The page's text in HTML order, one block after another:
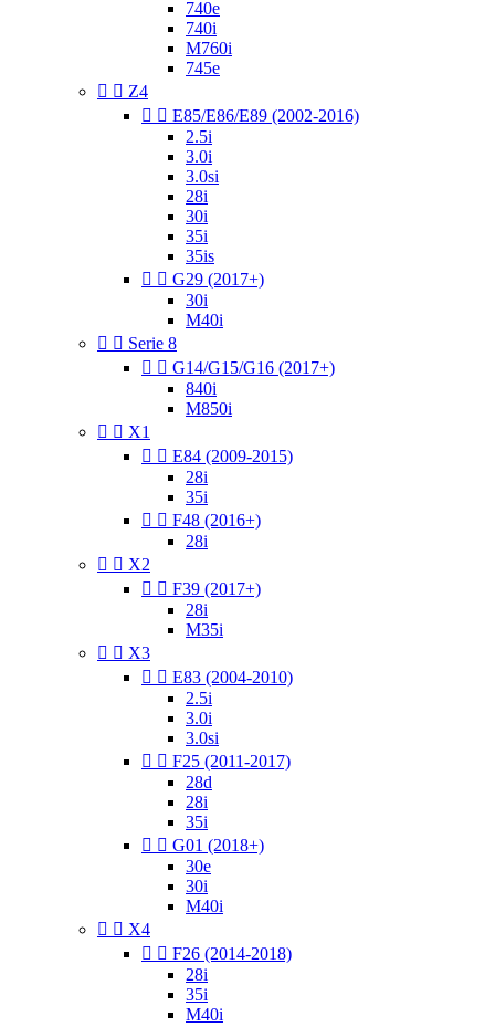
740e
740i
M760i
745e
  Z4
  E85/E86/E89 (2002-2016)
2.5i
3.0i
3.0si
28i
30i
35i
35is
  G29 (2017+)
30i
M40i
  Serie 8
  G14/G15/G16 (2017+)
840i
M850i
  X1
  E84 (2009-2015)
28i
35i
  F48 (2016+)
28i
  X2
  F39 (2017+)
28i
M35i
  X3
  E83 (2004-2010)
2.5i
3.0i
3.0si
  F25 (2011-2017)
28d
28i
35i
  G01 (2018+)
30e
30i
M40i
  X4
  F26 (2014-2018)
28i
35i
M40i